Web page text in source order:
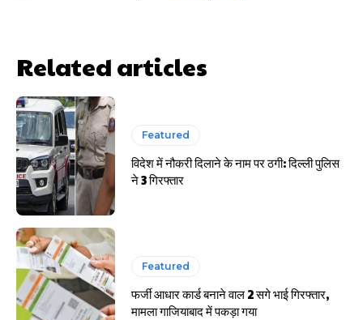
HIGHLIGHT
हर खाते के बदले मिलते थे 20 से 25 हजार
Related articles
Featured
विदेश में नौकरी दिलाने के नाम पर ठगी: दिल्ली पुलिस
ने 3 गिरफ्तार
Featured
फर्जी आधार कार्ड बनाने वाल 2 सगे भाई गिरफ्तार,
मामला गाजियाबाद में पकड़ा गया